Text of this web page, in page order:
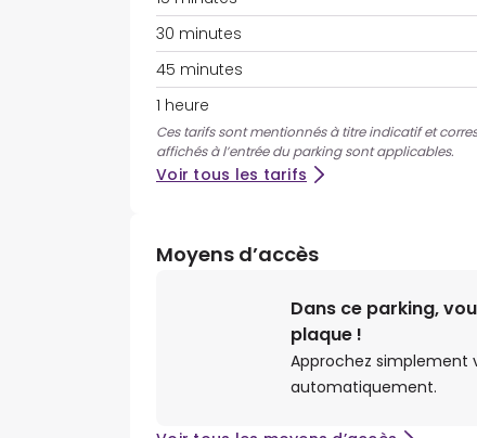
30 minutes
45 minutes
1 heure
Ces tarifs sont mentionnés à titre indicatif et
affichés à l’entrée du parking sont applicables.
Voir tous les tarifs
Moyens d’accès
Dans ce parking,
plaque !
Approchez simplement
automatiquement.